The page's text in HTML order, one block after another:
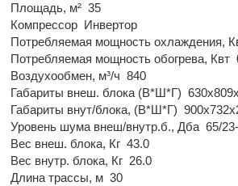
Площадь, м² 35
Компрессор Инвертор
Потребляемая мощность охлаждения,
Потребляемая мощность обогрева, Квт
Воздухообмен, м³/ч 840
Габариты внеш. блока (В*Ш*Г)
Габариты внут/блока, (В*Ш*Г)
Уровень шума внеш/внутр.б., Дба 65/
Вес внеш. блока, Кг 43.0
Вес внутр. блока, Кг 26.0
Длина трассы, м 30